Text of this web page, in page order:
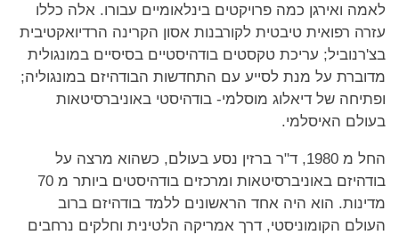
לאמה ואירגן כמה פרויקטים בינלאומיים עבורו. אלה כללו
עזרה רפואית טיבטית לקורבנות אסון הקרינה הרדיואקטיבית
בצ'רנוביל; עריכת טקסטים בודהיסטיים בסיסיים במונגולית
מדוברת על מנת לסייע עם התחדשות הבודהיזם במונגוליה;
ופתיחה של דיאלוג מוסלמי- בודהיסטי באוניברסיטאות
בעולם האיסלמי.
החל מ 1980, ד"ר ברזין נסע בעולם, כשהוא מרצה על
בודהיזם באוניברסיטאות ומרכזים בודהיסטים ביותר מ 70
מדינות. הוא היה אחד הראשונים ללמד בודהיזם ברוב
העולם הקומוניסטי, דרך אמריקה הלטינית וחלקים נרחבים